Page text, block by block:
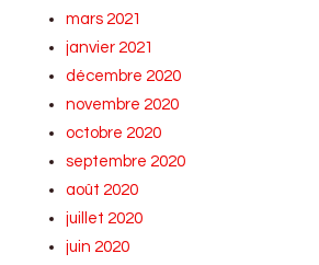
mars 2021
janvier 2021
décembre 2020
novembre 2020
octobre 2020
septembre 2020
août 2020
juillet 2020
juin 2020